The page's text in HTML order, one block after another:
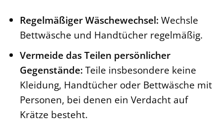
Regelmäßiger Wäschewechsel: Wechsle
Bettwäsche und Handtücher regelmäßig.
Vermeide das Teilen persönlicher
Gegenstände: Teile insbesondere keine
Kleidung, Handtücher oder Bettwäsche mit
Personen, bei denen ein Verdacht auf
Krätze besteht.